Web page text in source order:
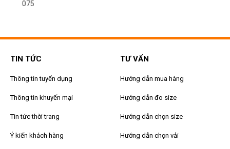
TIN TỨC
Thông tin tuyển dụng
Thông tin khuyến mại
Tin tức thời trang
Ý kiến khách hàng
TƯ VẤN
Hướng dẫn mua hàng
Hướng dẫn đo size
Hướng dẫn chọn size
Hướng dẫn chọn vải